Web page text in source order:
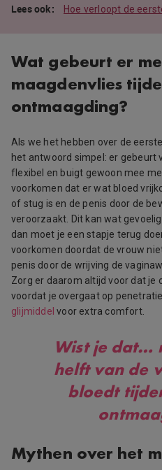
Hoe verloopt de
Wat gebeurt er
maagdenvlies
ontmaagding?
Als we het hebben over de
het antwoord simpel: er gebeurt
flexibel en buigt gewoon mee
voorkomen dat er wat bloed
of stug is en de penis door de
veroorzaakt. Dit kan wat
dan moet je een stapje terug
voorkomen doordat de vrouw
penis door de wrijving de
Zorg er daarom altijd voor dat je
voordat je overgaat op
glijmiddel voor extra comfort.
Wist je dat…
helft van de
bloedt
Mythen over het